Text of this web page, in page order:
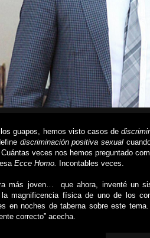
guapos, hemos visto casos de
discriminación positiva sexual
veces nos hemos preguntado
Ecce Homo. Incontables veces.
más joven…
que ahora, inventé un
magnificencia física de uno de los
en noches de taberna sobre este
correcto” acecha.